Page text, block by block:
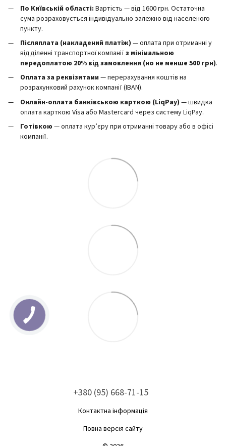
По Київській області: Вартість — від 1600 грн. Остаточна
сума розраховується індивідуально залежно від населеного
пункту.
Післяплата (накладений платіж) — оплата при отриманні у
відділенні транспортної компанії з мінімальною
передоплатою 20% від замовлення (но не менше 500 грн).
Оплата за реквізитами — перерахування коштів на
розрахунковий рахунок компанії (IBAN).
Онлайн-оплата банківською карткою (LiqPay) — швидка
оплата карткою Visa або Mastercard через систему LiqPay.
Готівкою — оплата кур’єру при отриманні товару або в офісі
компанії.
+380 (95) 668-71-15
Контактна інформація
Повна версія сайту